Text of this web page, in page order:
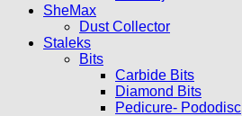
SheMax
Dust Collector
Staleks
Bits
Carbide Bits
Diamond Bits
Pedicure- Pododisc